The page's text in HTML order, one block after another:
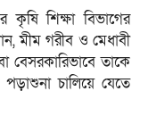
কৃষি শিক্ষা বিভাগের
মীম গরীব ও মেধাবী
বেসরকারিভাবে তাকে
চালিয়ে যেতে